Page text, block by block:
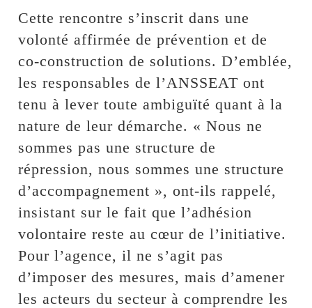
Cette rencontre s’inscrit dans une
volonté affirmée de prévention et de
co-construction de solutions. D’emblée,
les responsables de l’ANSSEAT ont
tenu à lever toute ambiguïté quant à la
nature de leur démarche. « Nous ne
sommes pas une structure de
répression, nous sommes une structure
d’accompagnement », ont-ils rappelé,
insistant sur le fait que l’adhésion
volontaire reste au cœur de l’initiative.
Pour l’agence, il ne s’agit pas
d’imposer des mesures, mais d’amener
les acteurs du secteur à comprendre les